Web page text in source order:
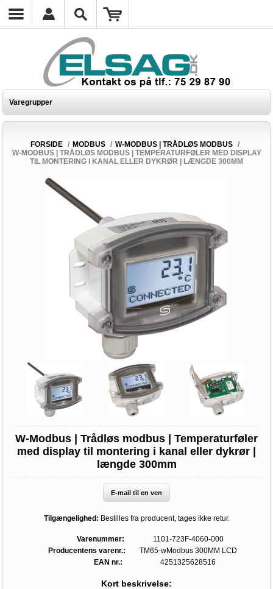
Varegrupper
FORSIDE / MODBUS / W-MODBUS | TRÅDLØS MODBUS /
W-MODBUS | TRÅDLØS MODBUS | TEMPERATURFØLER MED DISPLAY
TIL MONTERING I KANAL ELLER DYKRØR | LÆNGDE 300MM
W-Modbus | Trådløs modbus | Temperaturføler
med display til montering i kanal eller dykrør |
længde 300mm
E-mail til en ven
Tilgængelighed: Bestilles fra producent, tages ikke retur.
Varenummer:
1101-723F-4060-000
Producentens varenr.:
TM65-wModbus 300MM LCD
EAN nr.:
4251325628516
Kort beskrivelse: